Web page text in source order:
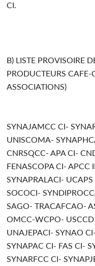
CI.
B) LISTE PROVISOIRE
PRODUCTEURS
ASSOCIATIONS)
SYNAJAMCC CI-
UNISCOMA-
CNRSQCC- APA CI-
FENASCOPA CI- APCC
SYNAPRALACI-
SOCOCI-
SAGO- TRACAFCAO-
OMCC-WCPO-
UNAJEPACI- SYNAO
SYNAPAC CI- FAS CI-
SYNARFCC CI-